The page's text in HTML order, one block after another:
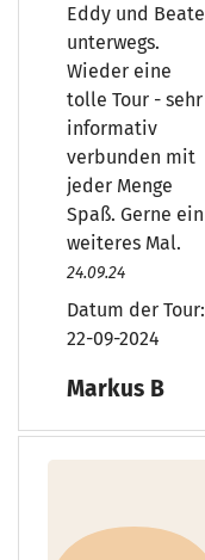
Eddy und Beate
unterwegs.
Wieder eine
tolle Tour - sehr
informativ
verbunden mit
jeder Menge
Spaß. Gerne ein
weiteres Mal.
24.09.24
Datum der Tour:
22-09-2024
Markus B